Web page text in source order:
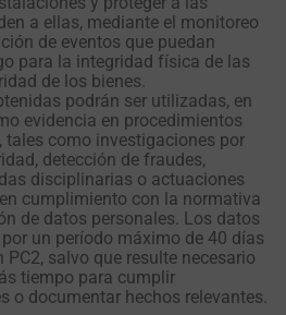
a ellas, mediante el monitoreo
de eventos que puedan
para la integridad física de las
de los bienes.
podrán ser utilizadas, en
evidencia en procedimientos
tales como investigaciones por
detección de fraudes,
disciplinarias o actuaciones
cumplimiento con la normativa
de datos personales. Los datos
un período máximo de 40 días
PC2, salvo que resulte necesario
tiempo para cumplir
o documentar hechos relevantes.
necesarias
para que
funcione la
web.
Estadísticas
Para que
podamos
mejorar la
funcionalidad
y estructura
de la web, en
base a cómo
se usa la